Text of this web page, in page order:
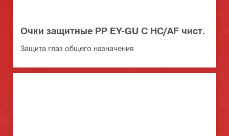
Очки защитные PP EY-GU C HC/AF чист.
Защита глаз общего назначения